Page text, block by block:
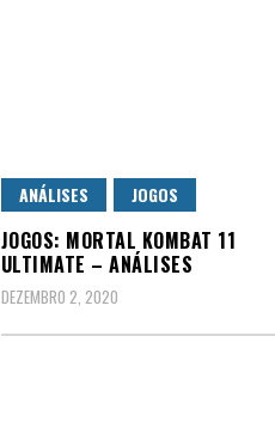
ANÁLISES JOGOS
JOGOS: MORTAL KOMBAT 11
ULTIMATE – ANÁLISES
DEZEMBRO 2, 2020